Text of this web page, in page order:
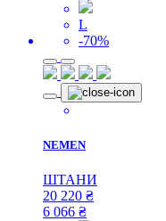
L
-70%
NEMEN
ШТАНИ
20 220 ₴
6 066 ₴